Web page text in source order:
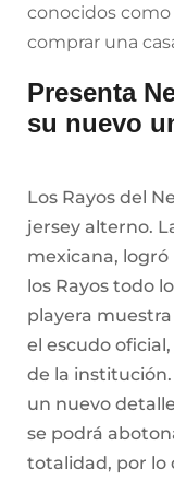
conocidos como
comprar una
Presenta
su nuevo
Los Rayos del
jersey alterno.
mexicana,
los Rayos todo
playera
el escudo
de la
un nuevo
se podrá
totalidad, por lo